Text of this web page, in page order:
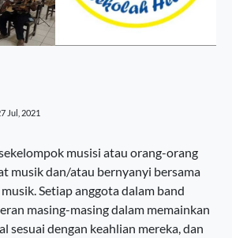
Jul, 2021
musisi atau orang-orang
musik dan/atau bernyanyi bersama
Setiap anggota dalam band
masing-masing dalam memainkan
sesuai dengan keahlian mereka, dan